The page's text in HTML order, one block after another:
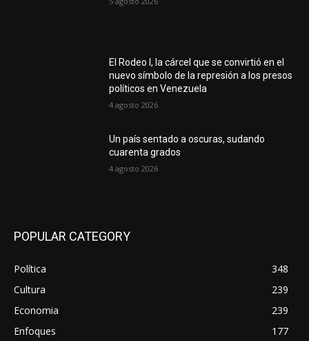
El Rodeo I, la cárcel que se convirtió en el
nuevo símbolo de la represión a los presos
políticos en Venezuela
4 agosto 2026
Un país sentado a oscuras, sudando
cuarenta grados
4 agosto 2026
POPULAR CATEGORY
Política
348
Cultura
239
Economia
239
Enfoques
177